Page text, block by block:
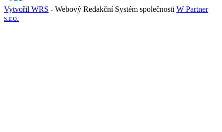
Vytvořil WRS - Webový Redakční Systém společnosti W Partner
s.r.o.